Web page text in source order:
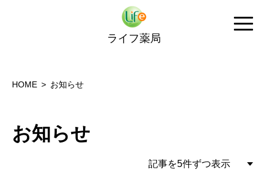
ライフ薬局
HOME お知らせ
お知らせ